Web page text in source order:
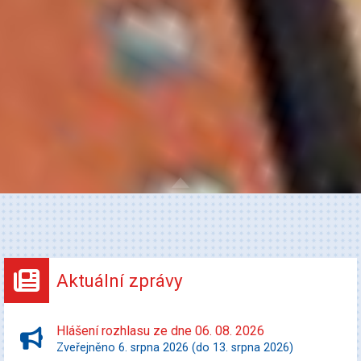
Aktuální zprávy
Hlášení rozhlasu ze dne 06. 08. 2026
Zveřejněno 6. srpna 2026 (do 13. srpna 2026)